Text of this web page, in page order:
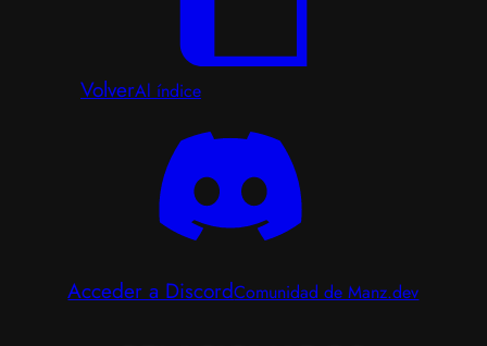
VolverAl índice
Acceder a DiscordComunidad de Manz.dev